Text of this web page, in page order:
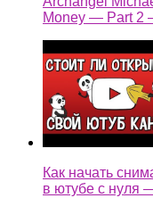
Money — Part 2
Как начать
в ютубе с нуля